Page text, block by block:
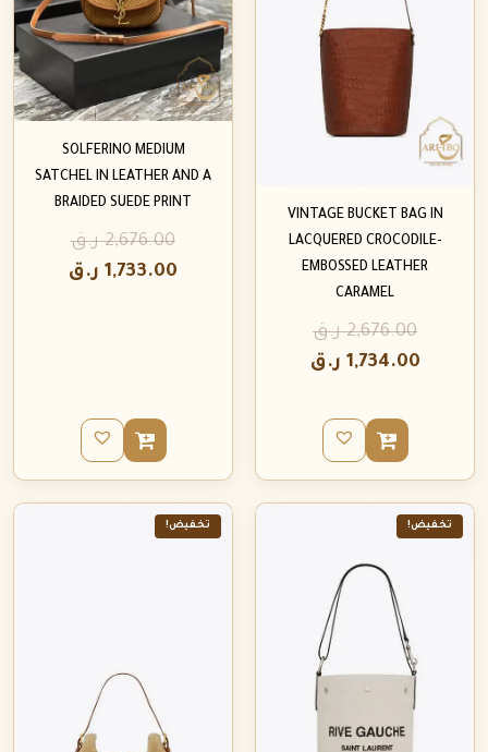
VINTAGE BUCKET BAG IN
LACQUERED CROCODILE-
EMBOSSED LEATHER
CARAMEL
2,676.00 ر.ق
1,734.00 ر.ق
SOLFERINO MEDIUM
SATCHEL IN LEATHER AND A
BRAIDED SUEDE PRINT
2,676.00 ر.ق
1,733.00 ر.ق
تخفيض! تخفيض!